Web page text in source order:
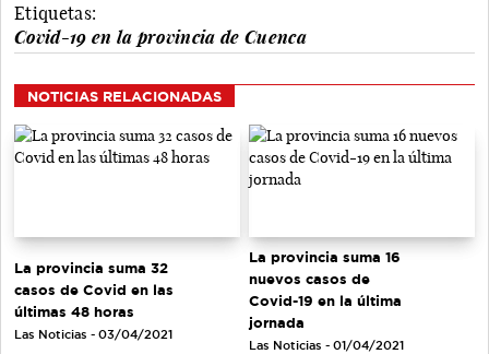
Etiquetas:
Covid-19 en la provincia de Cuenca
NOTICIAS RELACIONADAS
La provincia suma 32
casos de Covid en las
últimas 48 horas
Las Noticias - 03/04/2021
La provincia suma 16
nuevos casos de
Covid-19 en la última
jornada
Las Noticias - 01/04/2021